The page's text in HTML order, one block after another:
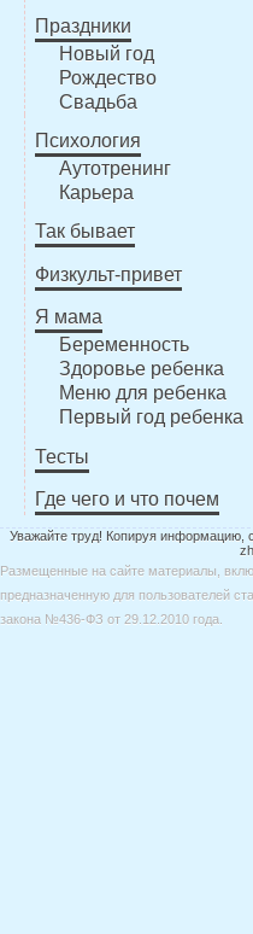
Праздники
Новый год
Рождество
Свадьба
Психология
Аутотренинг
Карьера
Так бывает
Физкульт-привет
Я мама
Беременность
Здоровье ребенка
Меню для ребенка
Первый год ребенка
Тесты
Где чего и что почем
Уважайте труд! Копируя информацию,
Размещенные на сайте материалы,
предназначенную для пользователей
закона №436-ФЗ от 29.12.2010 года.